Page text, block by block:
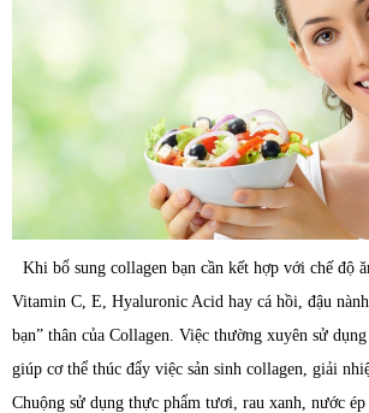
Khi bổ sung collagen bạn cần kết hợp với chế độ
Vitamin C, E, Hyaluronic Acid hay cá hồi, đậu
bạn” thân của Collagen. Việc thường xuyên sử
giúp cơ thể thúc đẩy việc sản sinh collagen, giải
Chuộng sử dụng thực phẩm tươi, rau xanh, nước